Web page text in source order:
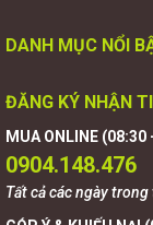
DANH MỤC NỔI
ĐĂNG KÝ NHẬN
MUA ONLINE (08:30
0904.148.476
Tất cả các ngày